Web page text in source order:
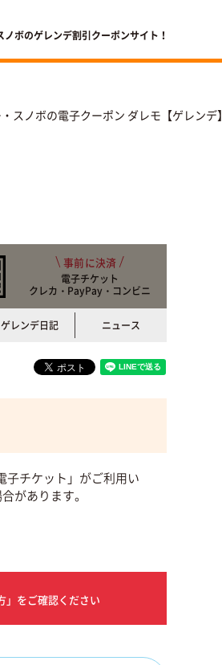
ボのゲレンデ割引クーポンサイト！
スノボの電子クーポン ダレモ【ゲレンデ】
事前に決済
電子チケット
クレカ・PayPay・コンビニ
ゲレンデ日記 ニュース
子チケット」がご利用い
があります。
」をご確認ください